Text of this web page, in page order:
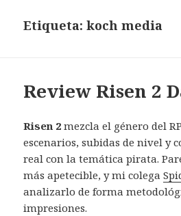
Etiqueta:koch media
Review Risen 2
Risen 2 mezcla el género del
escenarios, subidas de nivel y
real con la temática pirata.
más apetecible, y mi colega
analizarlo de forma
impresiones.